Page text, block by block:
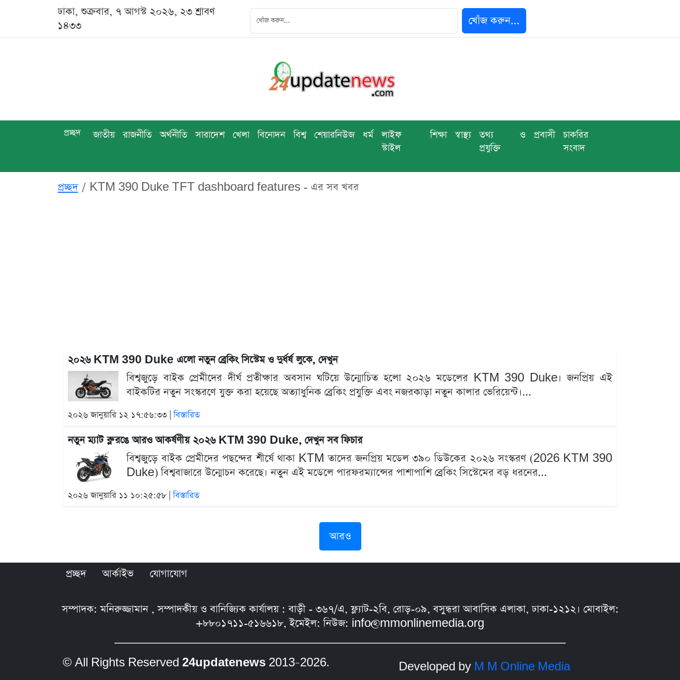
ঢাকা, শুক্রবার, ৭ আগস্ট ২০২৬, ২৩ শ্রাবণ
১৪৩৩
খোঁজ করুন...
প্রচ্ছদ জাতীয় রাজনীতি অর্থনীতি সারাদেশ খেলা বিনোদন বিশ্ব শেয়ারনিউজ ধর্ম
লাইফ
স্টাইল
শিক্ষা স্বাস্থ্য
তথ্য ও
প্রযুক্তি
প্রবাসী
চাকরির
সংবাদ
প্রচ্ছদ KTM 390 Duke TFT dashboard features - এর সব খবর
২০২৬ KTM 390 Duke এলো নতুন ব্রেকিং সিস্টেম ও দুর্ধর্ষ লুকে, দেখুন
বিশ্বজুড়ে বাইক প্রেমীদের দীর্ঘ প্রতীক্ষার অবসান ঘটিয়ে উন্মোচিত হলো ২০২৬ মডেলের KTM 390 Duke। জনপ্রিয় এই
বাইকটির নতুন সংস্করণে যুক্ত করা হয়েছে অত্যাধুনিক ব্রেকিং প্রযুক্তি এবং নজরকাড়া নতুন কালার ভেরিয়েন্ট।...
২০২৬ জানুয়ারি ১২ ১৭:৫৬:৩৩ |বিস্তারিত
নতুন ম্যাট ব্লু রঙে আরও আকর্ষণীয় ২০২৬ KTM 390 Duke, দেখুন সব ফিচার
বিশ্বজুড়ে বাইক প্রেমীদের পছন্দের শীর্ষে থাকা KTM তাদের জনপ্রিয় মডেল ৩৯০ ডিউকের ২০২৬ সংস্করণ (2026 KTM 390
Duke) বিশ্ববাজারে উন্মোচন করেছে। নতুন এই মডেলে পারফরম্যান্সের পাশাপাশি ব্রেকিং সিস্টেমের বড় ধরনের...
২০২৬ জানুয়ারি ১১ ১০:২৫:৫৮ |বিস্তারিত
আরও
প্রচ্ছদ আর্কাইভ যোগাযোগ
সম্পাদক: মনিরুজ্জামান , সম্পাদকীয় ও বানিজ্যিক কার্যালয় : বাড়ী - ৩৬৭/এ, ফ্ল্যাট-২বি, রোড়-০৯, বসুন্ধরা আবাসিক এলাকা, ঢাকা-১২১২। মোবাইল:
+৮৮০১৭১১-৫১৬৬১৮, ইমেইল: নিউজ: info@mmonlinemedia.org
© All Rights Reserved 24updatenews2013–2026. Developed by M M Online Media